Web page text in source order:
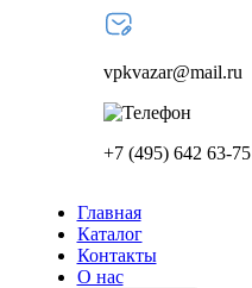
vpkvazar@mail.ru
+7 (495) 642 63-75
Главная
Каталог
Контакты
О нас